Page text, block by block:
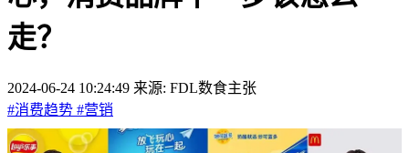
走？
2024-06-24 10:24:49 来源: FDL数食主张
#消费趋势 #营销